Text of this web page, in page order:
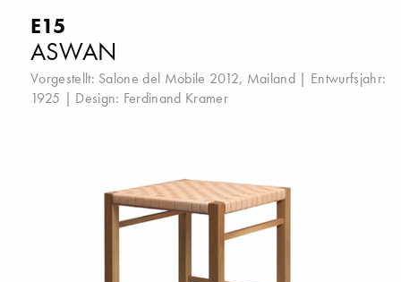
E15
ASWAN
Vorgestellt: Salone del Mobile 2012, Mailand | Entwurfsjahr:
1925 | Design: Ferdinand Kramer